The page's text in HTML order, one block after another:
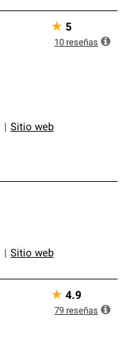
Sitio web
★ 5
10 reseñas
Sitio web
★ 4.9
79 reseñas